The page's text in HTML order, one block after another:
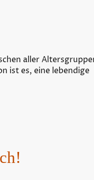
aller
ist es, eine lebendige